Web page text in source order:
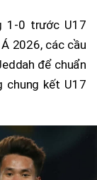
1-0 trước U17
2026, các cầu
để chuẩn
chung kết U17